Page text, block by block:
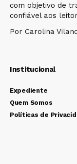
com objetivo de
confiável aos
Por Carolina
Institucional
Expediente
Quem Somos
Políticas de